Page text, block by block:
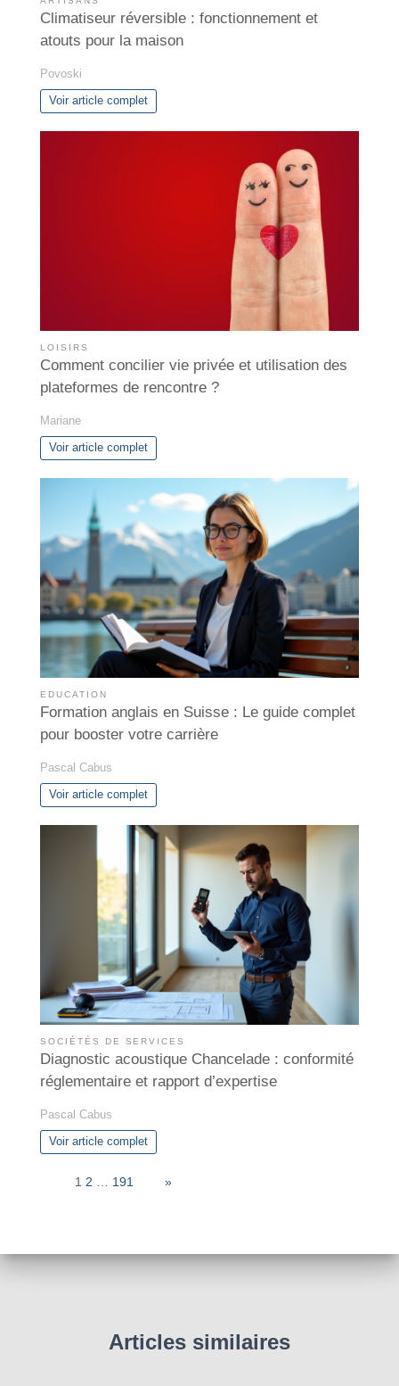
Climatiseur réversible : fonctionnement et
atouts pour la maison
Povoski
Voir article complet
LOISIRS
Comment concilier vie privée et utilisation des
plateformes de rencontre ?
Mariane
Voir article complet
EDUCATION
Formation anglais en Suisse : Le guide complet
pour booster votre carrière
Pascal Cabus
Voir article complet
SOCIÉTÉS DE SERVICES
Diagnostic acoustique Chancelade : conformité
réglementaire et rapport d’expertise
Pascal Cabus
Voir article complet
1 2 191 »
Articles similaires